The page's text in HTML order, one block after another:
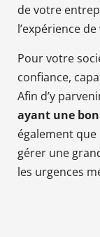
de votre
l’expérience
Pour votre
confiance,
Afin d’y
ayant une
également
gérer une
les urgences